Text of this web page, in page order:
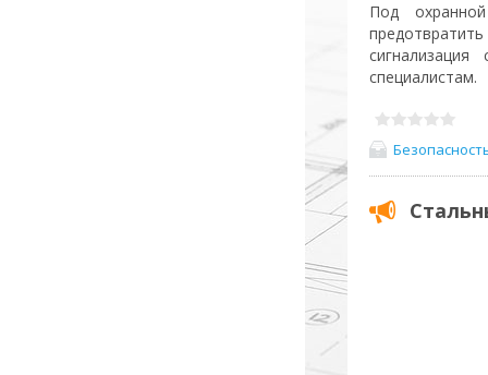
Под
специалистам.